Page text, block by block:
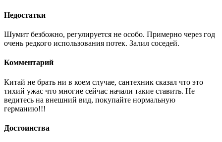
Недостатки
Шумит безбожно, регулируется не особо. Примерно через год
очень редкого использования потек. Залил соседей.
Комментарий
Китай не брать ни в коем случае, сантехник сказал что это
тихий ужас что многие сейчас начали такие ставить. Не
ведитесь на внешний вид, покупайте нормальную
германию!!!
Достоинства